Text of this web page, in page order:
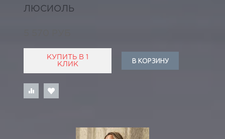
ЛЮСИОЛЬ
КУПИТЬ В 1
КЛИК
В КОРЗИНУ